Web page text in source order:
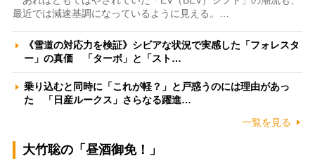
最近では減速基調になっているように見える。…
《雪道の対応力を検証》シビアな状況で実感した「フォレスタ
ー」の真価 「ターボ」と「スト…
乗り込むと同時に「これが軽？」と戸惑うのには理由があっ
た 「日産ルークス」さらなる躍進…
一覧を見る
大竹聡の「昼酒御免！」